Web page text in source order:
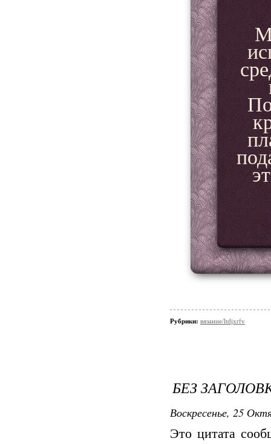
Рубрики: вязание/ltdjxrfv
БЕЗ
Воскресенье, 25
Это цитата